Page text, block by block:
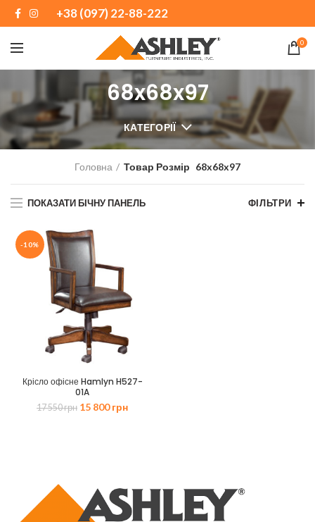
+38 (097) 22-88-222
0
68x68x97
КАТЕГОРІЇ
Головна Товар Розмір 68x68x97
ПОКАЗАТИ БІЧНУ ПАНЕЛЬ ФІЛЬТРИ
-10%
Крісло офісне Hamlyn H527-
01A
17 550грн Оригінальна
15 800грнПоточна